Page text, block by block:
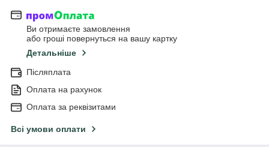
Ви отримаєте замовлення
або гроші повернуться на вашу картку
Детальніше
Післяплата
Оплата на рахунок
Оплата за реквізитами
Всі умови оплати